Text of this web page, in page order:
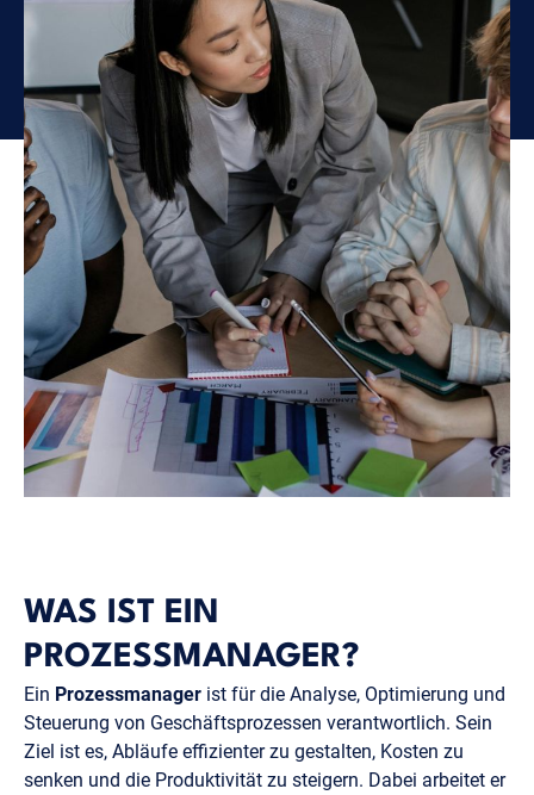
WAS IST EIN
PROZESSMANAGER?
Ein Prozessmanager ist für die Analyse, Optimierung und
Steuerung von Geschäftsprozessen verantwortlich. Sein
Ziel ist es, Abläufe effizienter zu gestalten, Kosten zu
senken und die Produktivität zu steigern. Dabei arbeitet er